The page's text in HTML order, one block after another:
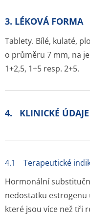
3. LÉKOVÁ FORMA
Tablety. Bílé, kulaté,
o průměru 7 mm, na
1+2,5, 1+5 resp. 2+5.
4. KLINICKÉ ÚDAJE
4.1 Terapeutické
Hormonální
nedostatku estrogenu
které jsou více než tři